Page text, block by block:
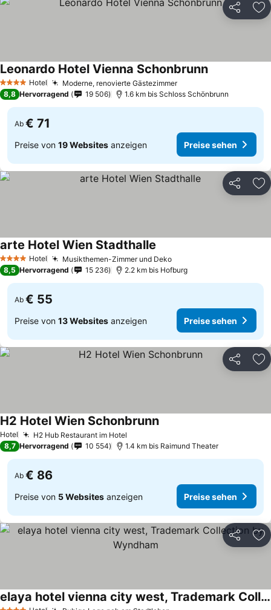
Teilen
4 Sterne Hotel Moderne, renovierte Gästezimmer
Leonardo Hotel Vienna Schonbrunn
8,8 Hervorragend 19 506 1.6 km bis Schloss Schönbrunn
Ab € 71
Preise von 19 Websites anzeigen Preise sehen
Teilen
4 Sterne Hotel Musikthemen-Zimmer und Deko
arte Hotel Wien Stadthalle
8,5 Hervorragend 15 236 2.2 km bis Hofburg
Ab € 55
Preise von 13 Websites anzeigen Preise sehen
Teilen
Hotel H2 Hub Restaurant im Hotel
H2 Hotel Wien Schonbrunn
8,7 Hervorragend 10 554 1.4 km bis Raimund Theater
Ab € 86
Preise von 5 Websites anzeigen Preise sehen
Teilen
elaya hotel vienna city west, Trademark Collection by Wyndham